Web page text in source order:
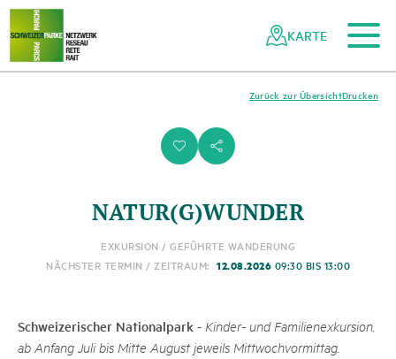
Navigieren
Netzwerk
Schweizer
Schnellnavigation
Zum Hauptinhalt
Zur mobilen Navigation
Zur Suche
Zum Fussbereich
Zur Sitemap
KARTE
i s
Drucken
Zurück zur Übersicht
NATUR(G)WUNDER
EXKURSION / GEFÜHRTE WANDERUNG
NÄCHSTER TERMIN / ZEITRAUM: 12.08.2026 09:30 BIS 13:00
Schweizerischer Nationalpark - Kinder- und Familienexkursion,
ab Anfang Juli bis Mitte August jeweils Mittwochvormittag.